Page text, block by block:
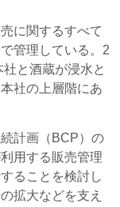
に関するすべて
管理している。2
と酒蔵が浸水と
社の上層階にあ
計画（BCP）の
用する販売管理
ることを検討し
拡大などを支え